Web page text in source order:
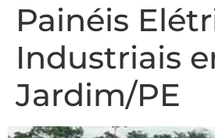
Painéis
Industriais
Jardim/PE